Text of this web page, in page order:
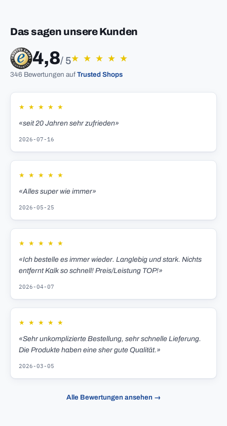
Das sagen unsere Kunden
4,8/ 5★ ★ ★ ★ ★
346 Bewertungen auf Trusted Shops
★ ★ ★ ★ ★
«seit 20 Jahren sehr zufrieden»
2026-07-16
★ ★ ★ ★ ★
«Alles super wie immer»
2026-05-25
★ ★ ★ ★ ★
«Ich bestelle es immer wieder. Langlebig und stark. Nichts
entfernt Kalk so schnell! Preis/Leistung TOP!»
2026-04-07
★ ★ ★ ★ ★
«Sehr unkomplizierte Bestellung, sehr schnelle Lieferung.
Die Produkte haben eine sher gute Qualität.»
2026-03-05
Alle Bewertungen ansehen →